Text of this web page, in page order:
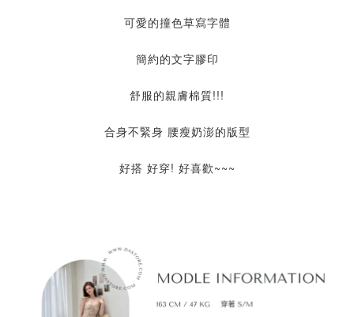
可愛的撞色草寫字體
簡約的文字膠印
舒服的親膚棉質!!!
合身不緊身 腰瘦奶澎的版型
好搭 好穿! 好喜歡~~~